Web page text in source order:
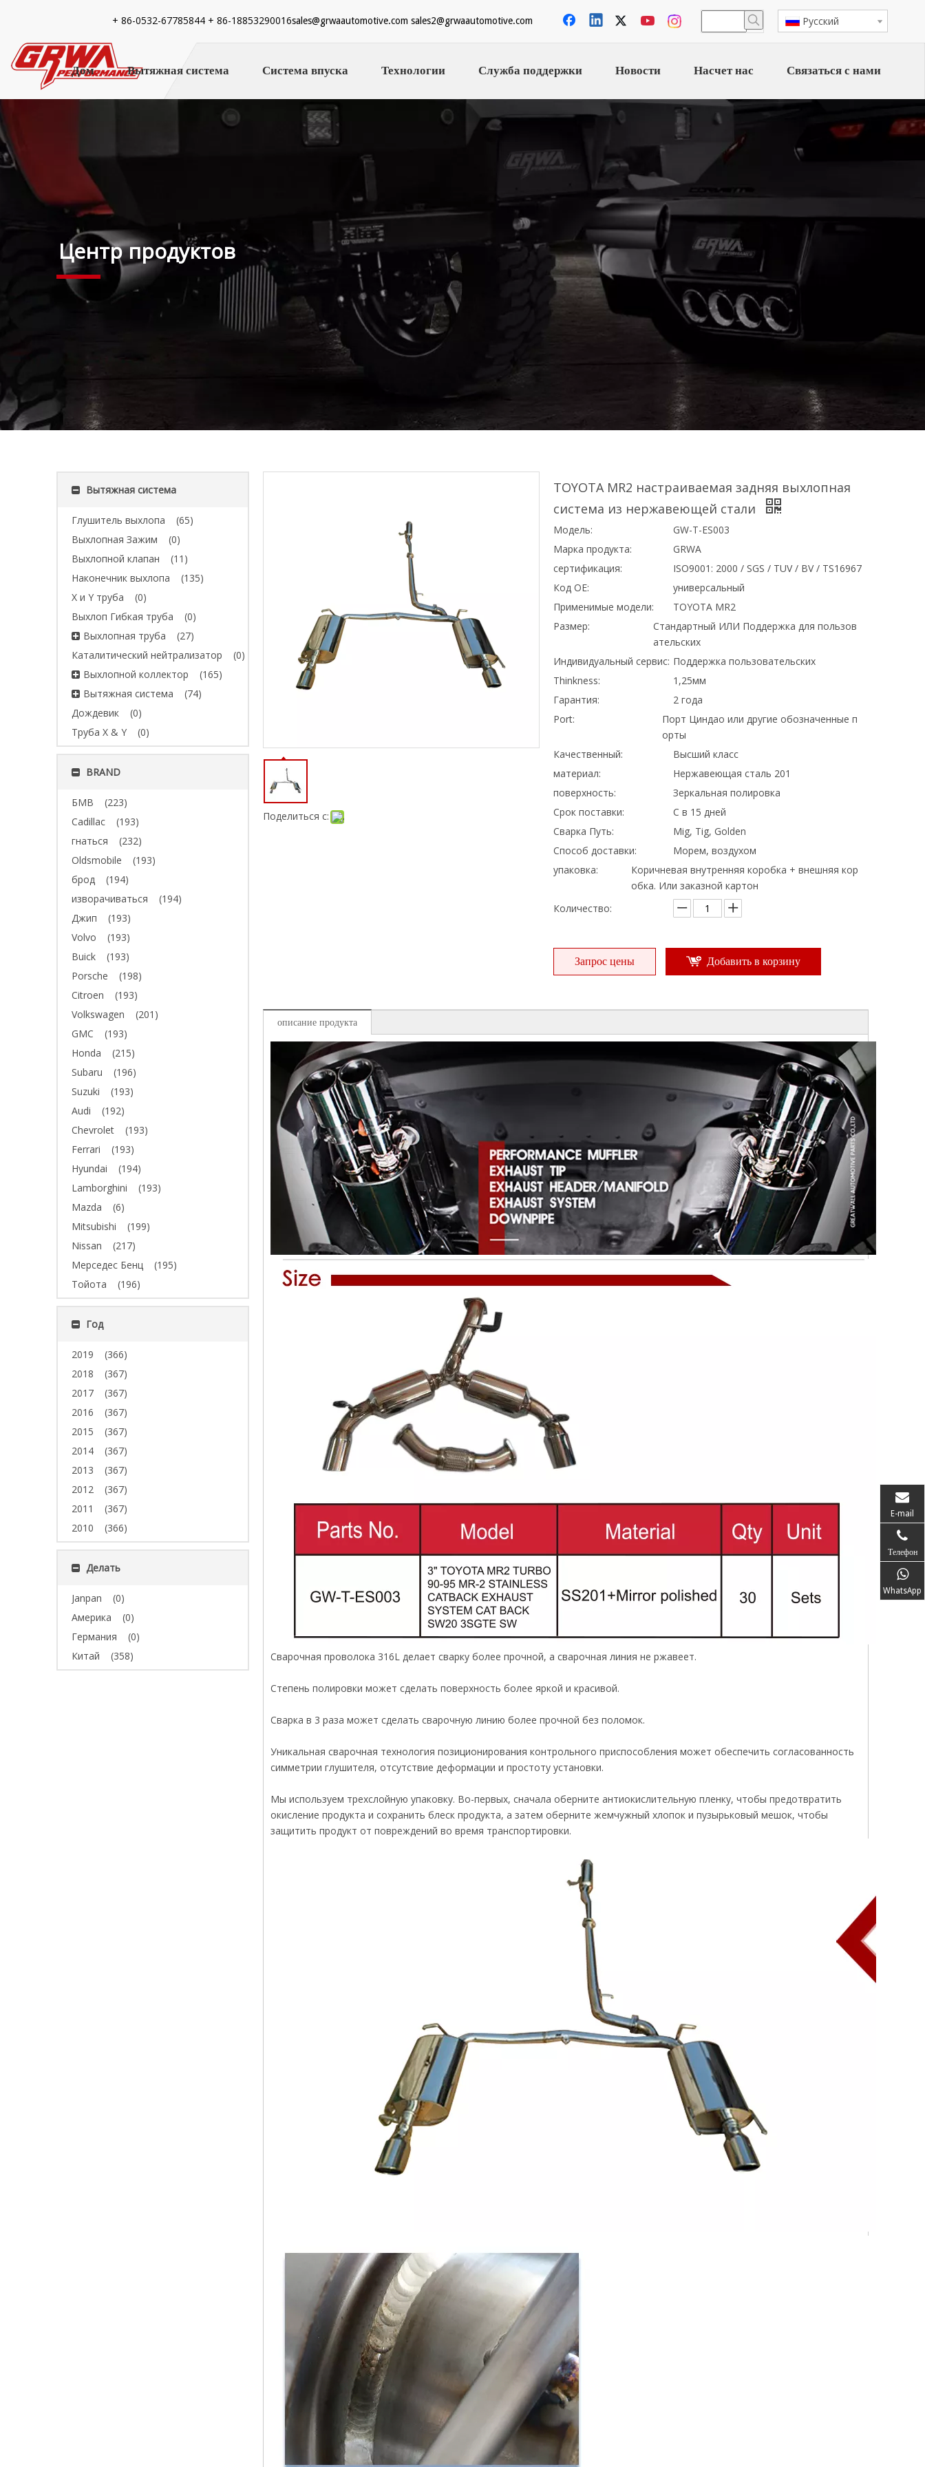
+ 86-0532-67785844 + 86-18853290016sales@grwaautomotive.com sales2@grwaautomotive.com Pусский
Дом Вытяжная система Система впуска Технологии Служба поддержки Новости Насчет нас Связаться с нами
Центр продуктов
Вытяжная система
Глушитель выхлопа
(65)
Выхлопная Зажим
(0)
Выхлопной клапан
(11)
Наконечник выхлопа
(135)
X и Y труба
(0)
Выхлоп Гибкая труба
(0)
Выхлопная труба
(27)
Каталитический нейтрализатор
(0)
Выхлопной коллектор
(165)
Вытяжная система
(74)
Дождевик
(0)
Труба X & Y
(0)
BRAND
БМВ
(223)
Cadillac
(193)
гнаться
(232)
Oldsmobile
(193)
брод
(194)
изворачиваться
(194)
Джип
(193)
Volvo
(193)
Buick
(193)
Porsche
(198)
Citroen
(193)
Volkswagen
(201)
GMC
(193)
Honda
(215)
Subaru
(196)
Suzuki
(193)
Audi
(192)
Chevrolet
(193)
Ferrari
(193)
Hyundai
(194)
Lamborghini
(193)
Mazda
(6)
Mitsubishi
(199)
Nissan
(217)
Мерседес Бенц
(195)
Тойота
(196)
Год
2019
(366)
2018
(367)
2017
(367)
2016
(367)
2015
(367)
2014
(367)
2013
(367)
2012
(367)
2011
(367)
2010
(366)
Делать
Janpan
(0)
Америка
(0)
Германия
(0)
Китай
(358)
Поделиться с:
TOYOTA MR2 настраиваемая задняя выхлопная
система из нержавеющей стали
Модель:
GW-Т-ES003
Марка продукта:
GRWA
сертификация:
ISO9001: 2000 / SGS / TUV / BV / TS16967
Код OE:
универсальный
Применимые модели:
TOYOTA MR2
Размер:
Стандартный ИЛИ Поддержка для пользов
ательских
Индивидуальный сервис: Поддержка пользовательских
Thinkness:
1,25мм
Гарантия:
2 года
Port:
Порт Циндао или другие обозначенные п
орты
Качественный:
Высший класс
материал:
Нержавеющая сталь 201
поверхность:
Зеркальная полировка
Срок поставки:
С в 15 дней
Сварка Путь:
Mig, Tig, Golden
Способ доставки:
Морем, воздухом
упаковка:
Коричневая внутренняя коробка + внешняя кор
обка. Или заказной картон
Количество:
Запрос цены Добавить в корзину
описание продукта
Сварочная проволока 316L делает сварку более прочной, а сварочная линия не ржавеет.
Степень полировки может сделать поверхность более яркой и красивой.
Сварка в 3 раза может сделать сварочную линию более прочной без поломок.
Уникальная сварочная технология позиционирования контрольного приспособления может обеспечить согласованность
симметрии глушителя, отсутствие деформации и простоту установки.
Мы используем трехслойную упаковку. Во-первых, сначала оберните антиокислительную пленку, чтобы предотвратить
окисление продукта и сохранить блеск продукта, а затем оберните жемчужный хлопок и пузырьковый мешок, чтобы
защитить продукт от повреждений во время транспортировки.
E-mail
Телефон
WhatsApp